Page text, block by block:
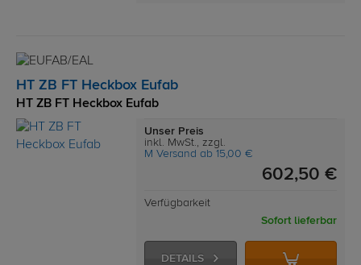
HT ZB FT Heckbox Eufab
HT ZB FT Heckbox Eufab
Unser Preis
inkl. MwSt., zzgl.
M Versand ab 15,00 €
602,50 €
Verfügbarkeit
Sofort lieferbar
DETAILS